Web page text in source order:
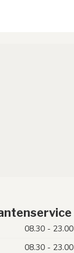
08.30 - 23.00
08.30 - 23.00